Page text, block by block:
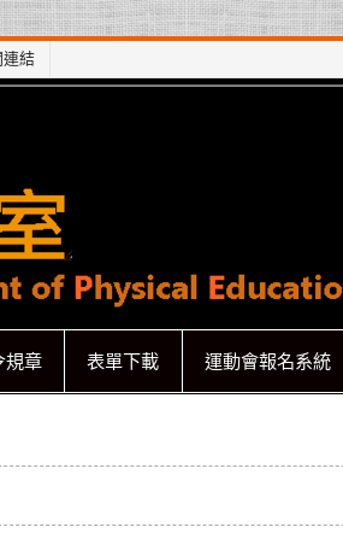
連結
規章 表單下載 運動會報名系統